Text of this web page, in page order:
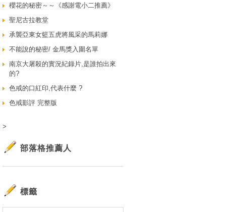
櫻花的秘密～～《感謝電小二推薦》
聖尼古拉教堂
承襲亞東女籃五虎將風采的馬莉娜
不能說的秘密/ 金馬獎入圍名單
南京大屠殺的實況紀錄片,是誰拍出來
的?
色戒的口紅印,代表什麼 ?
色戒影評 完整版
>
部落格推薦人
標籤